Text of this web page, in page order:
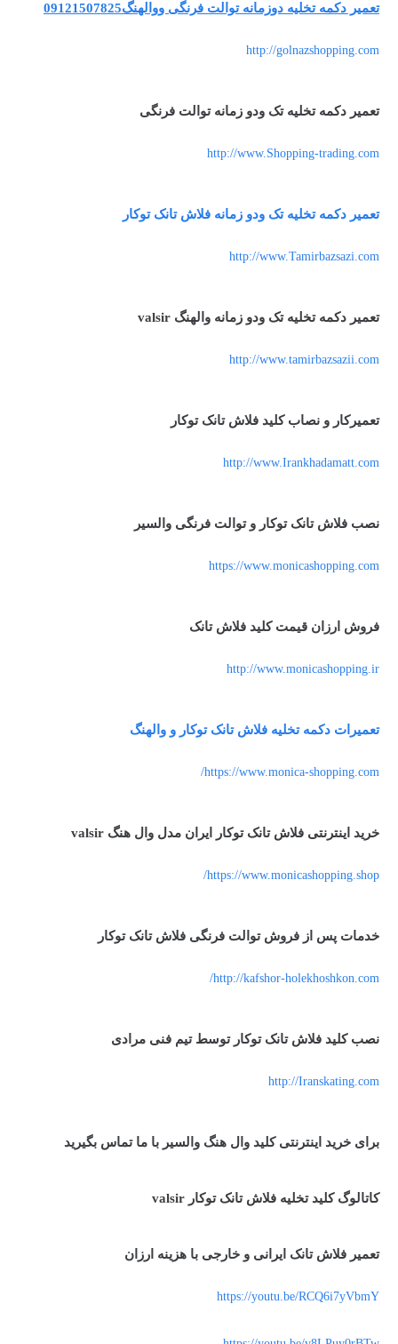
تعمیر دکمه تخلیه دوزمانه توالت فرنگی ووالهنگ09121507825
http://golnazshopping.com
تعمیر دکمه تخلیه تک ودو زمانه توالت فرنگی
http://www.Shopping-trading.com
تعمیر دکمه تخلیه تک ودو زمانه فلاش تانک توکار
http://www.Tamirbazsazi.com
تعمیر دکمه تخلیه تک ودو زمانه والهنگ valsir
http://www.tamirbazsazii.com
تعمیرکار و نصاب کلید فلاش تانک توکار
http://www.Irankhadamatt.com
نصب فلاش تانک توکار و توالت فرنگی والسیر
https://www.monicashopping.com
فروش ارزان قیمت کلید فلاش تانک
http://www.monicashopping.ir
تعمیرات دکمه تخلیه فلاش تانک توکار و والهنگ
https://www.monica-shopping.com/
خرید اینترنتی فلاش تانک توکار ایران مدل وال هنگ valsir
https://www.monicashopping.shop/
خدمات پس از فروش توالت فرنگی فلاش تانک توکار
http://kafshor-holekhoshkon.com/
نصب کلید فلاش تانک توکار توسط تیم فنی مرادی
http://Iranskating.com
برای خرید اینترنتی کلید وال هنگ والسیر با ما تماس بگیرید
کاتالوگ کلید تخلیه فلاش تانک توکار valsir
تعمیر فلاش تانک ایرانی و خارجی با هزینه ارزان
https://youtu.be/RCQ6i7yVbmY